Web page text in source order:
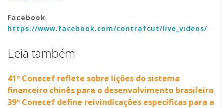
Facebook
https://www.facebook.com/contrafcut/live_videos/
Leia também
41º Conecef reflete sobre lições do sistema
financeiro chinês para o desenvolvimento brasileiro
39º Conecef define reivindicações específicas para a